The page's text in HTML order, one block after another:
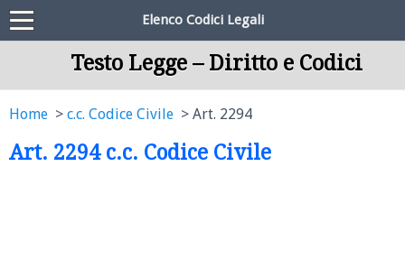
Elenco Codici Legali
Testo Legge – Diritto e Codici
Home c.c. Codice Civile Art. 2294
Art. 2294 c.c. Codice Civile